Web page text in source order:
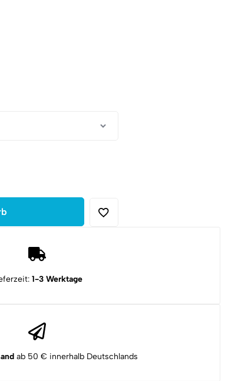
1-3 Werktage
ab 50 € innerhalb Deutschlands